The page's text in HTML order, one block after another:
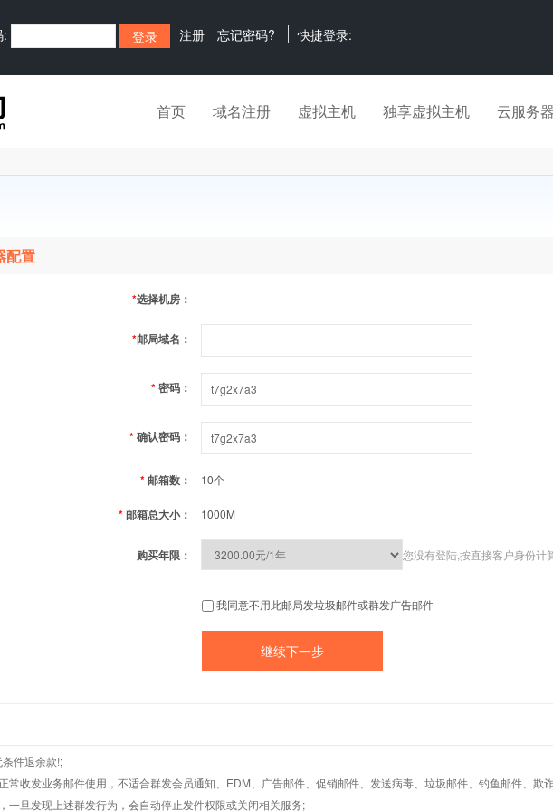
注册 忘记密码? 快捷登录:
首页 域名注册 虚拟主机 独享虚拟主机 云服务器
配置
*选择机房：
*邮局域名：
*密码：
*确认密码：
*邮箱数： 10个
*邮箱总大小： 1000M
购买年限： 您没有登陆,按直接客户身份计
我同意不用此邮局发垃圾邮件或群发广告邮件
件退余款!;
常收发业务邮件使用，不适合群发会员通知、EDM、广告邮件、促销邮件、发送病毒、垃圾邮件、钓鱼邮件、欺
一旦发现上述群发行为，会自动停止发件权限或关闭相关服务;